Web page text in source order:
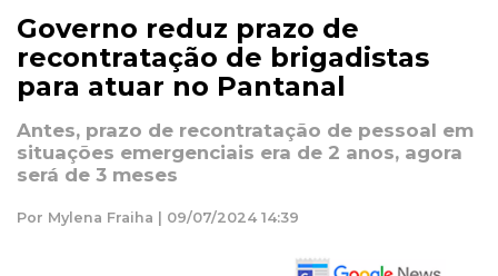
Governo reduz prazo de
recontratação de brigadistas
para atuar no Pantanal
Antes, prazo de recontratação de pessoal em
situações emergenciais era de 2 anos, agora
será de 3 meses
Por Mylena Fraiha | 09/07/2024 14:39